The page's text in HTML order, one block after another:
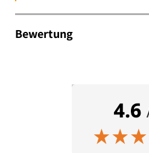
Bewertung